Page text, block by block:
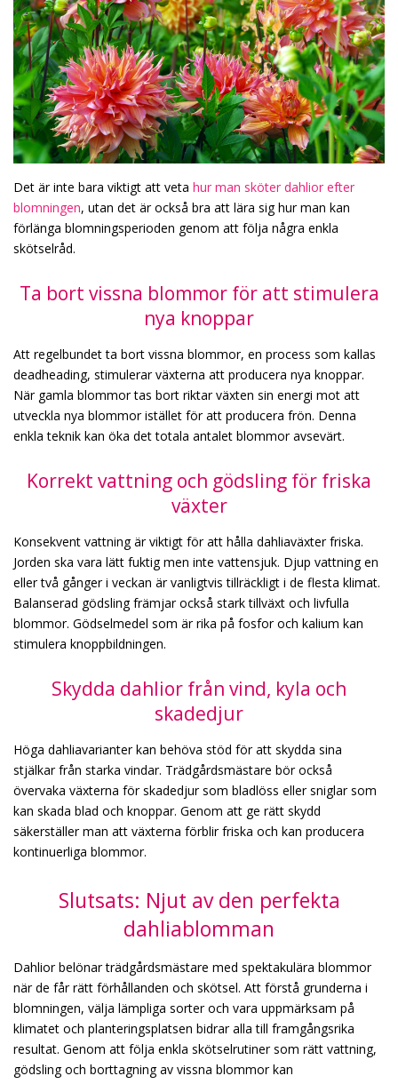
Det är inte bara viktigt att veta hur man sköter dahlior efter
blomningen, utan det är också bra att lära sig hur man kan
förlänga blomningsperioden genom att följa några enkla
skötselråd.
Ta bort vissna blommor för att stimulera
nya knoppar
Att regelbundet ta bort vissna blommor, en process som kallas
deadheading, stimulerar växterna att producera nya knoppar.
När gamla blommor tas bort riktar växten sin energi mot att
utveckla nya blommor istället för att producera frön. Denna
enkla teknik kan öka det totala antalet blommor avsevärt.
Korrekt vattning och gödsling för friska
växter
Konsekvent vattning är viktigt för att hålla dahliaväxter friska.
Jorden ska vara lätt fuktig men inte vattensjuk. Djup vattning en
eller två gånger i veckan är vanligtvis tillräckligt i de flesta klimat.
Balanserad gödsling främjar också stark tillväxt och livfulla
blommor. Gödselmedel som är rika på fosfor och kalium kan
stimulera knoppbildningen.
Skydda dahlior från vind, kyla och
skadedjur
Höga dahliavarianter kan behöva stöd för att skydda sina
stjälkar från starka vindar. Trädgårdsmästare bör också
övervaka växterna för skadedjur som bladlöss eller sniglar som
kan skada blad och knoppar. Genom att ge rätt skydd
säkerställer man att växterna förblir friska och kan producera
kontinuerliga blommor.
Slutsats: Njut av den perfekta
dahliablomman
Dahlior belönar trädgårdsmästare med spektakulära blommor
när de får rätt förhållanden och skötsel. Att förstå grunderna i
blomningen, välja lämpliga sorter och vara uppmärksam på
klimatet och planteringsplatsen bidrar alla till framgångsrika
resultat. Genom att följa enkla skötselrutiner som rätt vattning,
gödsling och borttagning av vissna blommor kan